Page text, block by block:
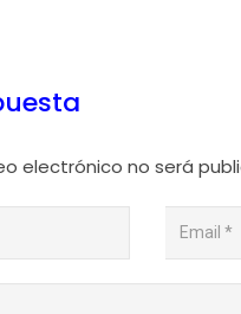
electrónico no será